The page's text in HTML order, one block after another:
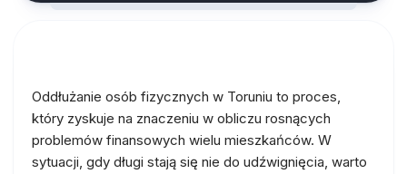
Oddłużanie osób fizycznych w Toruniu to proces,
który zyskuje na znaczeniu w obliczu rosnących
problemów finansowych wielu mieszkańców. W
sytuacji, gdy długi stają się nie do udźwignięcia, warto